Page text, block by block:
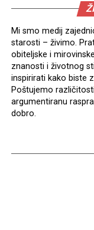
Mi smo medij
starosti – živimo.
obiteljske i
znanosti i životnog
inspirirati kako biste
Poštujemo
argumentiranu
dobro.